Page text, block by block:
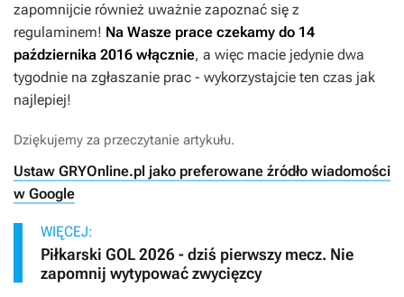
zapomnijcie również uważnie zapoznać się z
regulaminem! Na Wasze prace czekamy do 14
października 2016 włącznie, a więc macie jedynie dwa
tygodnie na zgłaszanie prac - wykorzystajcie ten czas jak
najlepiej!
Dziękujemy za przeczytanie artykułu.
Ustaw GRYOnline.pl jako preferowane źródło wiadomości
w Google
WIĘCEJ:
Piłkarski GOL 2026 - dziś pierwszy mecz. Nie
zapomnij wytypować zwycięzcy